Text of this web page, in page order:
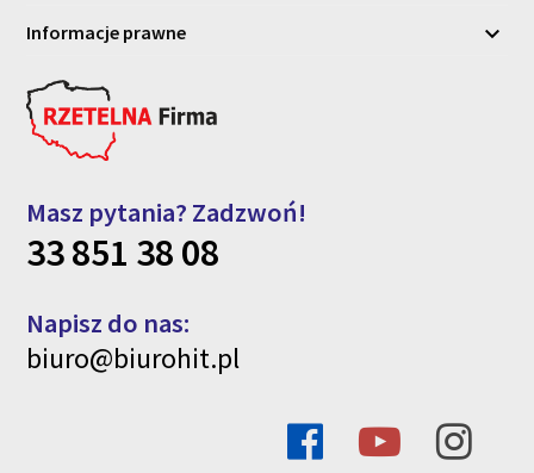
Informacje prawne 
Masz pytania? Zadzwoń!
33 851 38 08
Napisz do nas:
biuro@biurohit.pl